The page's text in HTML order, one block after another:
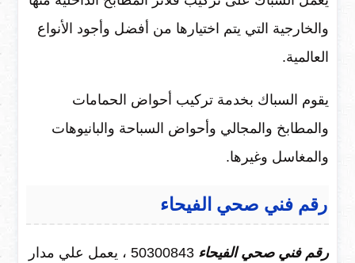
والخارجية التي يتم اختيارها من أفضل وأجود الأنواع
العالمية.
يقوم السباك بخدمة تركيب أحواض الحمامات
والمطابخ والمجالي وأحواض السباحة والبانيوهات
والمغاسل وغيرها.
رقم فني صحي الفيحاء
رقم فني صحي الفيحاء 50300843 ، يعمل علي مدار